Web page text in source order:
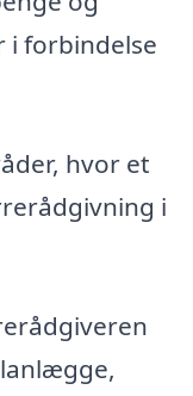
i forbindelse
hvor et
i